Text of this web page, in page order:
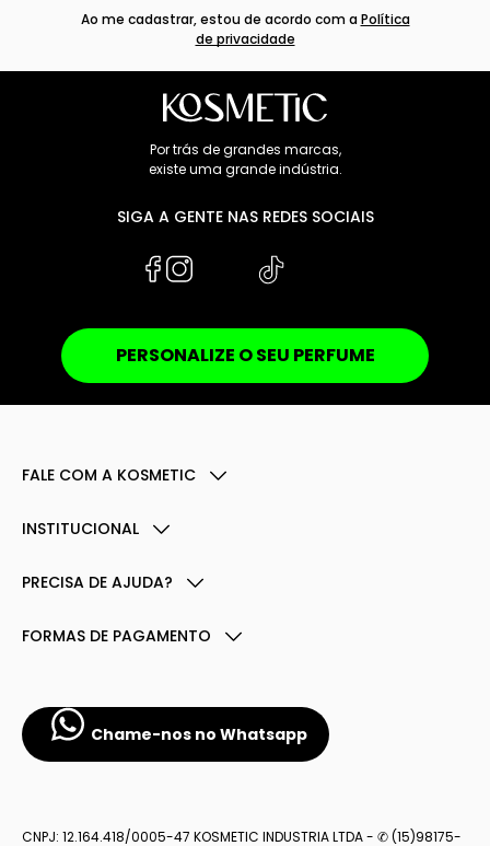
Ao me cadastrar, estou de acordo com aPolítica
de privacidade
Por trás de grandes marcas,
existe uma grande indústria.
SIGA A GENTE NAS REDES SOCIAIS
PERSONALIZE O SEU PERFUME
FALE COM A KOSMETIC
INSTITUCIONAL
PRECISA DE AJUDA?
FORMAS DE PAGAMENTO
Chame-nos no Whatsapp
CNPJ: 12.164.418/0005-47 KOSMETIC INDUSTRIA LTDA - ✆ (15)98175-